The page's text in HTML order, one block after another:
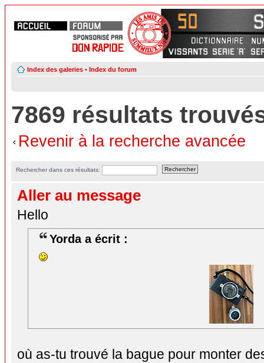
Index des galeries • Index du forum
7869 résultats
Revenir à la recherche avancée
Rechercher dans ces résultats:
Aller au message
Hello
Yorda a écrit :
où as-tu trouvé la bague pour monter